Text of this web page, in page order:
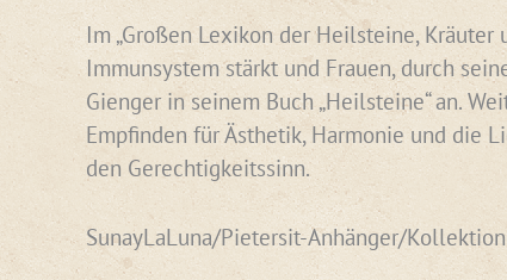
Im „Großen Lexikon der Heilsteine,
Immunsystem stärkt und Frauen, durch
Gienger in seinem Buch „Heilsteine“ an.
Empfinden für Ästhetik, Harmonie und die
den Gerechtigkeitssinn.
SunayLaLuna/Pietersit-Anhänger/Kollektion